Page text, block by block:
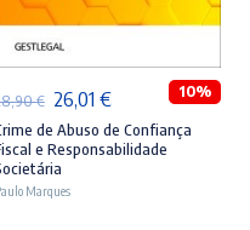
ADICIONAR
€ O
preço
original
era:
26,01 €O
preço
atual
10%
de Abuso de Confiança
e Responsabilidade
Marques